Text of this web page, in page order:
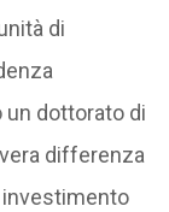
di
un dottorato di
differenza
investimento